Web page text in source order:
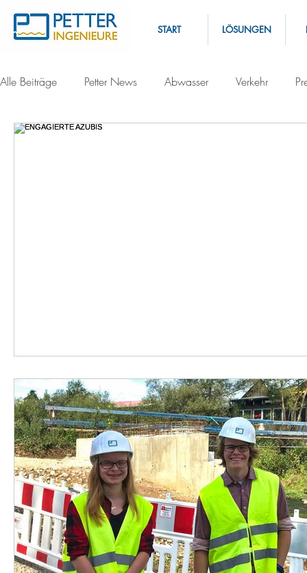
START LÖSUNGEN
Alle Beiträge Petter News Abwasser Verkehr